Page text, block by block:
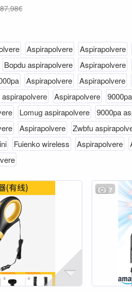
87,98€
Aspirapolvere
Aspirapolvere
Bopdu aspirapolvere
Aspirapolvere
Aspirapolvere
Aspirapolvere
Aspirapolvere
Lomug aspirapolvere
9000pa
Aspirapolvere
Zwbfu
Fuienko wireless Aspirapolvere
7